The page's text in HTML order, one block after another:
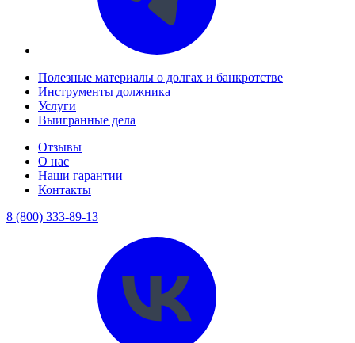
Полезные материалы о долгах и банкротстве
Инструменты должника
Услуги
Выигранные дела
Отзывы
О нас
Наши гарантии
Контакты
8 (800) 333-89-13